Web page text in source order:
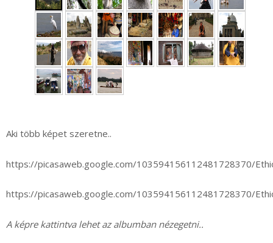
Aki több képet szeretne..
https://picasaweb.google.com/103594156112481728370/
https://picasaweb.google.com/103594156112481728370/
A képre kattintva lehet az albumban nézegetni..